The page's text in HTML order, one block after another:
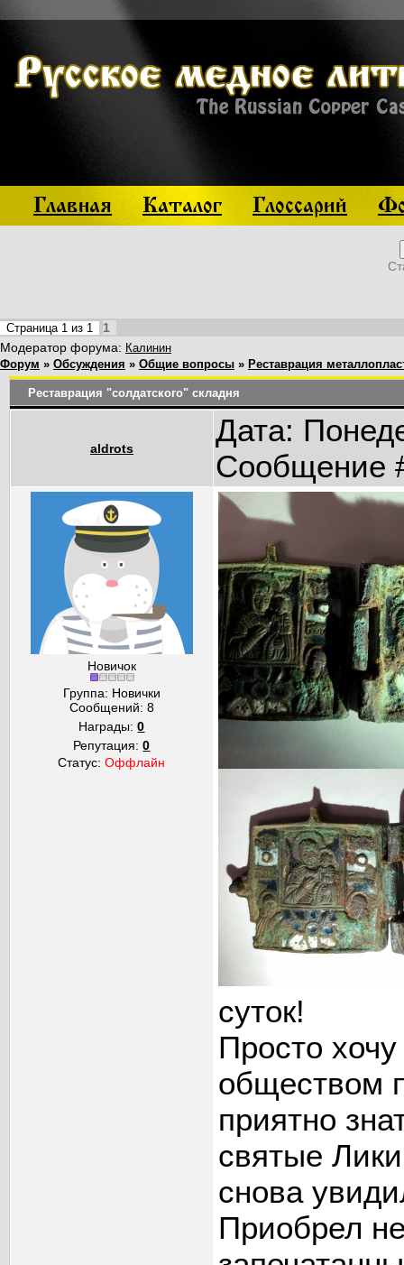
Главная Каталог Глоссарий
Страница 1 из 1
1
Модератор форума: Калинин
Форум » Обсуждения » Общие вопросы » Реставрация
Реставрация "солдатского" складня
aldrots
Дата:
Сообщение
Новичок
Группа: Новички
Сообщений: 8
Награды:0
Репутация:0
Статус:Оффлайн
суток!
Просто
обществом
приятно
святые
снова
Приобрел